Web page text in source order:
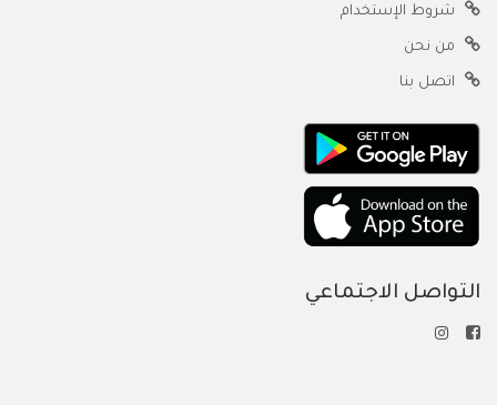
شروط الإستخدام
من نحن
اتصل بنا
التواصل الاجتماعي